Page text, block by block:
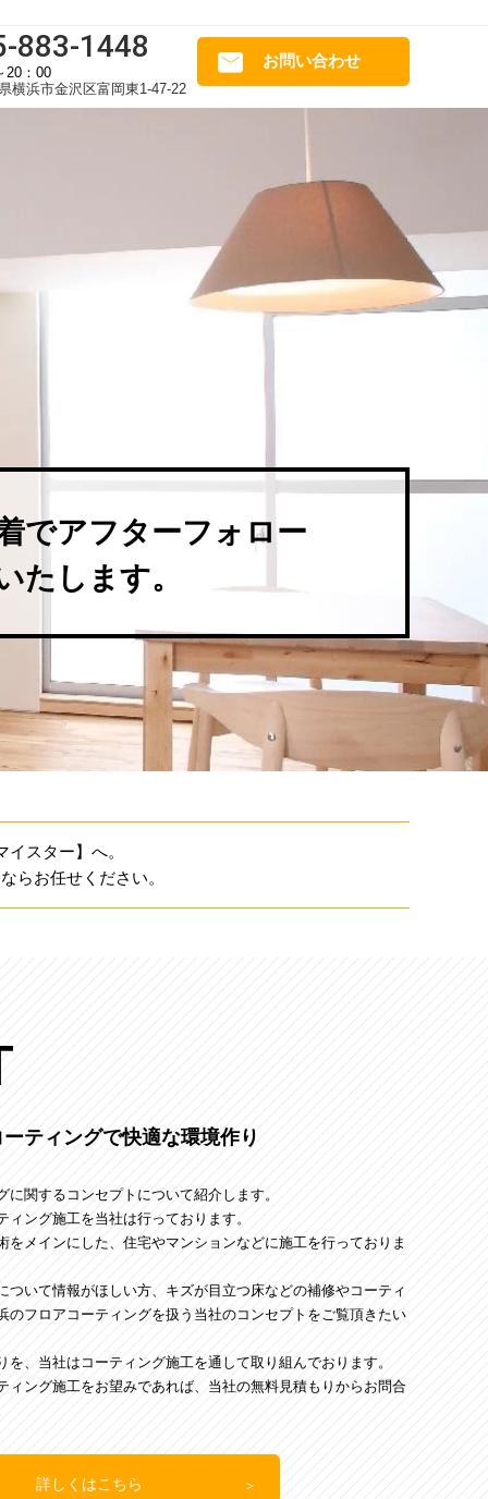
お問い合わせ
883-1448
20：00
横浜市金沢区富岡東1-47-22
でアフターフォロー
たします。
スター】へ。
らお任せください。
ティングで快適な環境作り
関するコンセプトについて紹介します。
ング施工を当社は行っております。
をメインにした、住宅やマンションなどに施工を行っておりま
ついて情報がほしい方、キズが目立つ床などの補修やコーティ
のフロアコーティングを扱う当社のコンセプトをご覧頂きたい
を、当社はコーティング施工を通して取り組んでおります。
ィング施工をお望みであれば、当社の無料見積もりからお問合
詳しくはこちら